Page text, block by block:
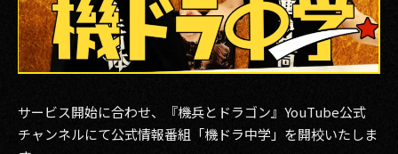
サービス開始に合わせ、『機兵とドラゴン』YouTube公式
チャンネルにて公式情報番組「機ドラ中学」を開校いたしま